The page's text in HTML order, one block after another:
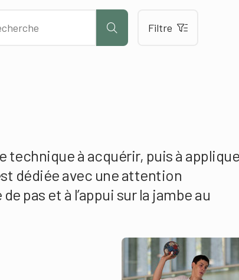
Filtre
technique à acquérir, puis à
dédiée avec une attention
pas et à l’appui sur la jambe au